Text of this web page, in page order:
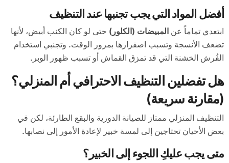
أفضل المواد التي يجب تجنبها عند التنظيف
ابتعدي تماماً عن المبيضات (الكلور) حتى لو كان الكنب أبيض، لأنها
تضعف الأنسجة وتسبب اصفرارها بمرور الوقت. وتجنبي استخدام
الفُرش الخشنة التي قد تمزق القماش أو تسبب ظهور الوبر.
هل تفضلين التنظيف الاحترافي أم المنزلي؟
(مقارنة سريعة)
التنظيف المنزلي ممتاز للصيانة الدورية والبقع الطارئة، لكن في
بعض الأحيان تحتاجين إلى لمسة خبير لإعادة الأمور إلى نصابها.
متى يجب عليكِ اللجوء إلى الخبير؟